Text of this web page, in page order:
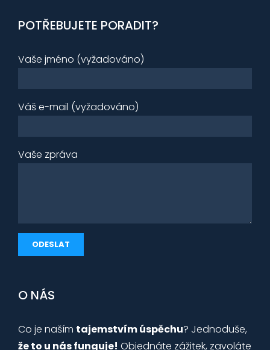
POTŘEBUJETE PORADIT?
Vaše jméno (vyžadováno)
Váš e-mail (vyžadováno)
Vaše zpráva
O NÁS
Co je naším tajemstvím úspěchu? Jednoduše,
že to u nás funguje! Objednáte zážitek, zavoláte